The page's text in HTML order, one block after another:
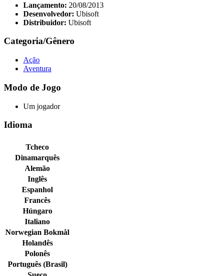
Lançamento: 20/08/2013
Desenvolvedor: Ubisoft
Distribuidor: Ubisoft
Categoria/Gênero
Ação
Aventura
Modo de Jogo
Um jogador
Idioma
Tcheco
Dinamarquês
Alemão
Inglês
Espanhol
Francês
Húngaro
Italiano
Norwegian Bokmål
Holandês
Polonês
Português (Brasil)